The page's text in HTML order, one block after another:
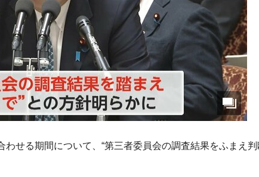
せる期間について、“第三者委員会の調査結果をふまえ判